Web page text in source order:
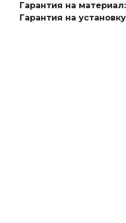
Гарантия на материал:
Гарантия на